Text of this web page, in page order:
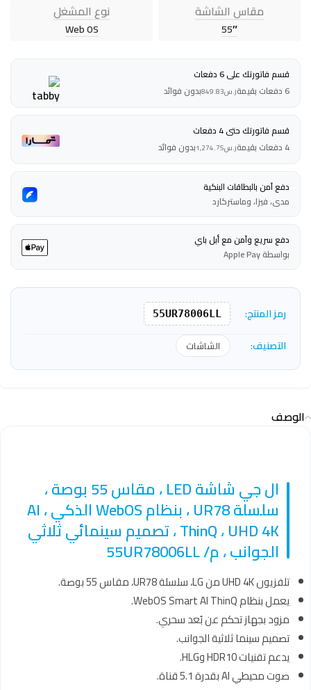
مقاس الشاشة
55″
نوع المشغل
Web OS
قسم فاتورتك على 6 دفعات
6 دفعات بقيمة
ر.س849.83بدون فوائد
قسم فاتورتك حتى 4 دفعات
4 دفعات بقيمة
ر.س1,274.75بدون فوائد
دفع آمن بالبطاقات البنكية
مدى، فيزا، وماستركارد
دفع سريع وآمن مع أبل باي
بواسطة Apple Pay
رمز المنتج: 55UR78006LL
التصنيف: الشاشات
الوصف
ال جي شاشة LED ، مقاس 55 بوصة ،
سلسلة UR78 ، بنظام WebOS الذكي ، AI
ThinQ ، UHD 4K ، تصميم سينمائي ثلاثي
الجوانب ، م/ 55UR78006LL
تلفزيون UHD 4K من LG، سلسلة UR78، مقاس 55 بوصة.
يعمل بنظام WebOS Smart AI ThinQ.
مزود بجهاز تحكم عن بُعد سحري.
تصميم سينما ثلاثية الجوانب.
يدعم تقنيات HDR10 وHLG.
صوت محيطي AI بقدرة 5.1 قناة.